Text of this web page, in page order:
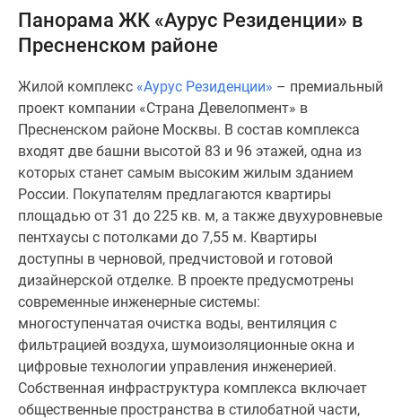
новостройки
Новостройки
Специальные
предложения
Коммерческие
помещения
Продавцы
застройщики
Панорамы
новостроек
Видеообзор
новостроек
Экспертиза
новостроек
Экология
Москвы
Панорама ЖК «Аурус Резиденции» в
Пресненском районе
Жилой комплекс «Аурус Резиденции» – премиальный
проект компании «Страна Девелопмент» в
Пресненском районе Москвы. В состав комплекса
входят две башни высотой 83 и 96 этажей, одна из
которых станет самым высоким жилым зданием
России. Покупателям предлагаются квартиры
площадью от 31 до 225 кв. м, а также двухуровневые
пентхаусы с потолками до 7,55 м. Квартиры
доступны в черновой, предчистовой и готовой
дизайнерской отделке. В проекте предусмотрены
современные инженерные системы:
многоступенчатая очистка воды, вентиляция с
фильтрацией воздуха, шумоизоляционные окна и
цифровые технологии управления инженерией.
Собственная инфраструктура комплекса включает
общественные пространства в стилобатной части,